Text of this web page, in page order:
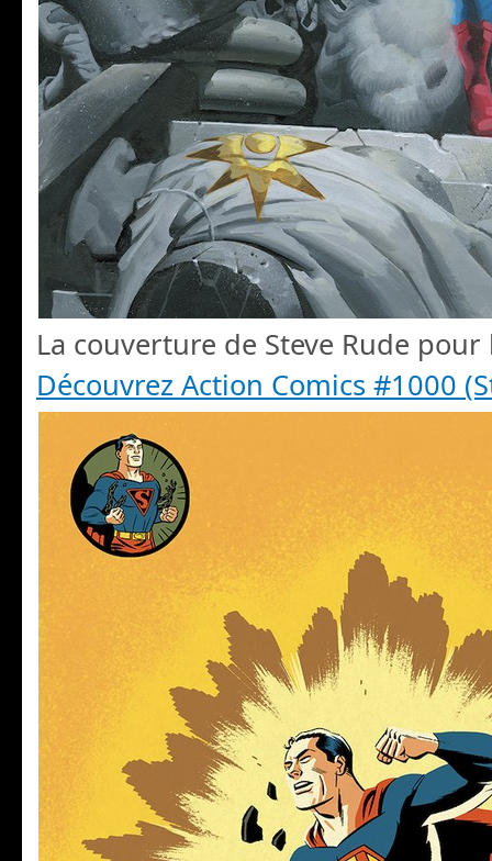
La couverture de Steve Rude pour
Découvrez Action Comics #1000